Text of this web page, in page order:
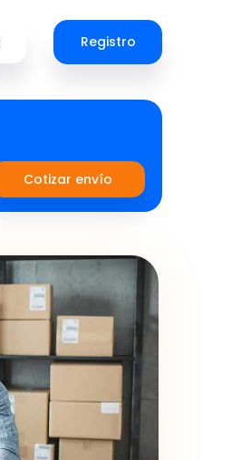
Registro
Cotizar envío